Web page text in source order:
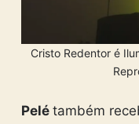
Cristo Redentor é
Pelé também